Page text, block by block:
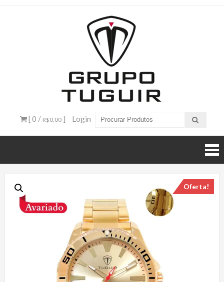
– Grupo
Tuguir
[ 0 / R$0,00 ] Login
Oferta!